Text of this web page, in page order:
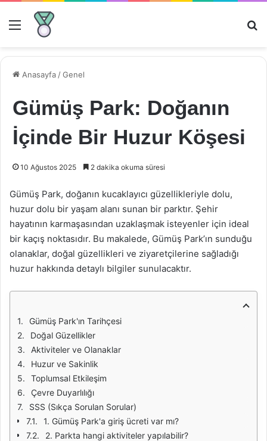
Menü
Anasayfa /Genel
Gümüş Park: Doğanın
İçinde Bir Huzur Köşesi
10 Ağustos 2025 2 dakika okuma süresi
Gümüş Park, doğanın kucaklayıcı güzellikleriyle dolu,
huzur dolu bir yaşam alanı sunan bir parktır. Şehir
hayatının karmaşasından uzaklaşmak isteyenler için ideal
bir kaçış noktasıdır. Bu makalede, Gümüş Park’ın sunduğu
olanaklar, doğal güzellikleri ve ziyaretçilerine sağladığı
huzur hakkında detaylı bilgiler sunulacaktır.
Gümüş Park'ın Tarihçesi
Doğal Güzellikler
Aktiviteler ve Olanaklar
Huzur ve Sakinlik
Toplumsal Etkileşim
Çevre Duyarlılığı
SSS (Sıkça Sorulan Sorular)
1. Gümüş Park'a giriş ücreti var mı?
2. Parkta hangi aktiviteler yapılabilir?